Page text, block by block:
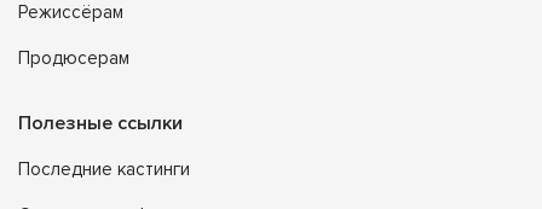
Режиссёрам
Продюсерам
Полезные ссылки
Последние кастинги